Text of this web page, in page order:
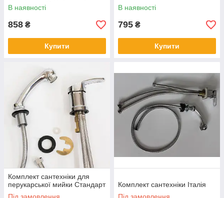
В наявності
858 ₴
Купити
В наявності
795 ₴
Купити
Комплект сантехніки для
перукарської мийки Стандарт
Комплект сантехніки Італія